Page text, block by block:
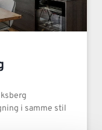
i samme stil